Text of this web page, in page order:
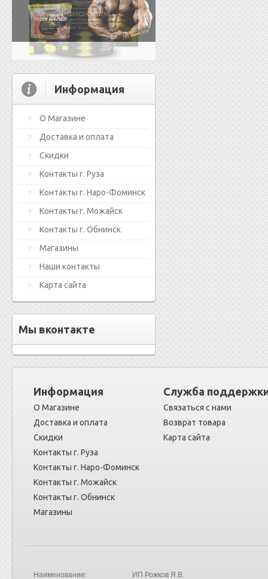
Информация
О Магазине
Доставка и оплата
Скидки
Контакты г. Руза
Контакты г. Наро-Фоминск
Контакты г. Можайск
Контакты г. Обнинск
Магазины
Наши контакты
Карта сайта
Мы вконтакте
Информация
О Магазине
Доставка и оплата
Скидки
Контакты г. Руза
Контакты г. Наро-Фоминск
Контакты г. Можайск
Контакты г. Обнинск
Магазины
Служба
Связаться с нами
Возврат товара
Карта сайта
Наименование: ИП Рожков Я.В.